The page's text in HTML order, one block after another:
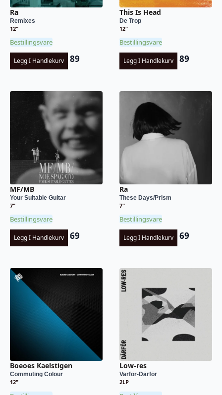
Ra
Remixes
12"
Bestillingsvare
Legg I Handlekurv 89
This Is Head
De Trop
12"
Bestillingsvare
Legg I Handlekurv 89
MF/MB
Your Suitable Guitar
7"
Bestillingsvare
Legg I Handlekurv 69
Ra
These Days/Prism
7"
Bestillingsvare
Legg I Handlekurv 69
Boeoes Kaelstigen
Commuting Colour
12"
Low-res
Varför-Därför
2LP